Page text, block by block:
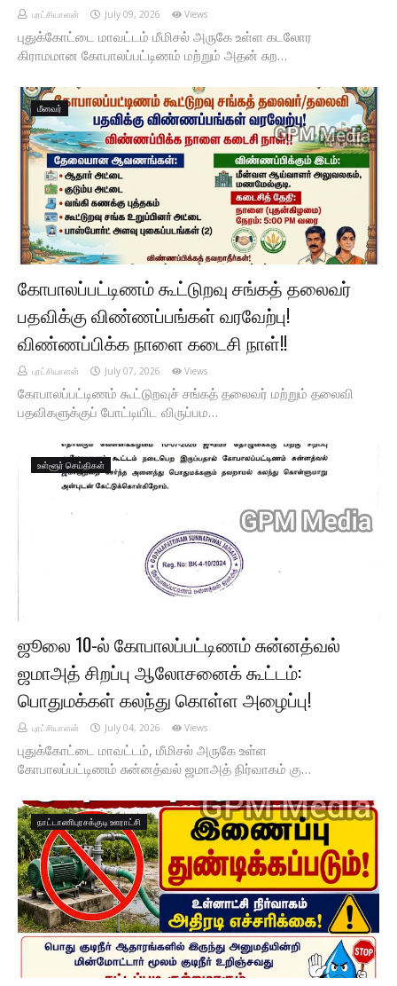
புரட்சியாளன் July 09, 2026 Views
புதுக்கோட்டை மாவட்டம் மீமிசல் அருகே உள்ள கடலோர
கிராமமான கோபாலப்பட்டிணம் மற்றும் அதன் சுற…
மீனவர்
கோபாலப்பட்டிணம் கூட்டுறவு சங்கத் தலைவர்
பதவிக்கு விண்ணப்பங்கள் வரவேற்பு!
விண்ணப்பிக்க நாளை கடைசி நாள்!!
புரட்சியாளன் July 07, 2026 Views
கோபாலப்பட்டிணம் கூட்டுறவுச் சங்கத் தலைவர் மற்றும் தலைவி
பதவிகளுக்குப் போட்டியிட விருப்பம…
உள்ளூர் செய்திகள்
ஜூலை 10-ல் கோபாலப்பட்டிணம் சுன்னத்வல்
ஜமாஅத் சிறப்பு ஆலோசனைக் கூட்டம்:
பொதுமக்கள் கலந்து கொள்ள அழைப்பு!
புரட்சியாளன் July 04, 2026 Views
புதுக்கோட்டை மாவட்டம், மீமிசல் அருகே உள்ள
கோபாலப்பட்டிணம் சுன்னத்வல் ஜமாஅத் நிர்வாகம் கு…
நாட்டாணிபுரசக்குடி ஊராட்சி